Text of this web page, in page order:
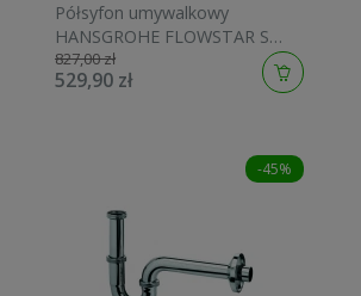
Półsyfon umywalkowy
HANSGROHE FLOWSTAR S
827,00 zł
529,90 zł
-45%